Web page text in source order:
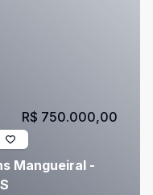
Mangueiral -
R$ 750.000,00